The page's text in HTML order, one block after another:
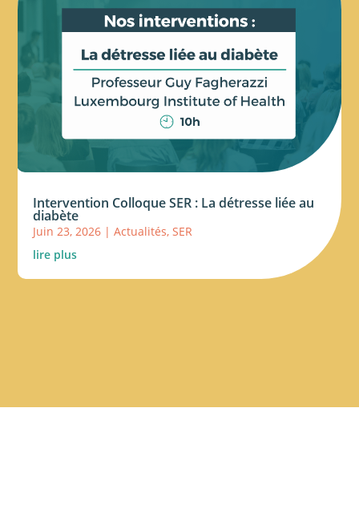
Intervention Colloque SER : La détresse liée au
diabète
Juin 23, 2026 |Actualités,SER
lire plus